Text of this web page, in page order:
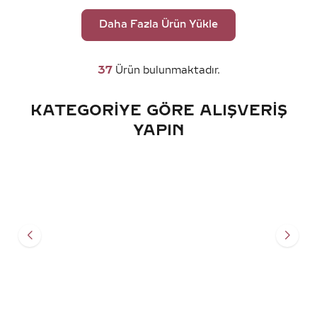
Daha Fazla Ürün Yükle
37Ürün bulunmaktadır.
KATEGORIYE GÖRE ALIŞVERIŞ
YAPIN